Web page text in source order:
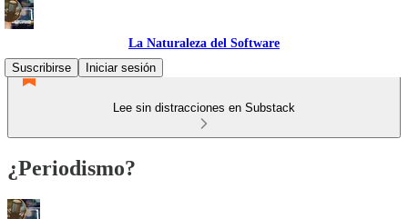
La Naturaleza del Software
Suscribirse
Iniciar sesión
Lee sin distracciones en Substack
¿Periodismo?